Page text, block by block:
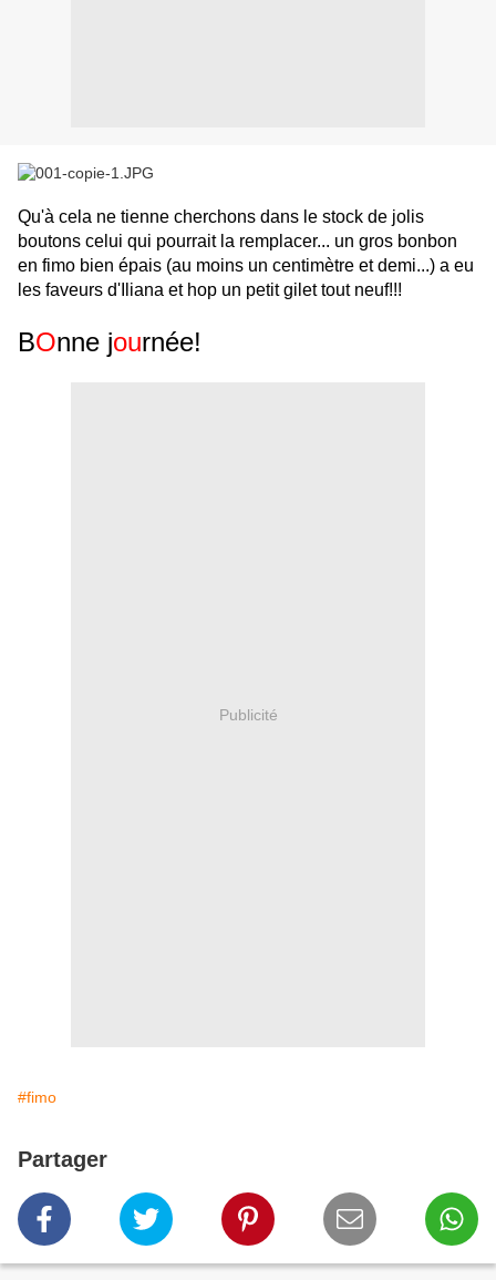
Qu'à cela ne tienne cherchons dans le stock de jolis
boutons celui qui pourrait la remplacer... un gros bonbon
en fimo bien épais (au moins un centimètre et demi...) a eu
les faveurs d'Iliana et hop un petit gilet tout neuf!!!
BOnne journée!
Publicité
#fimo
Partager